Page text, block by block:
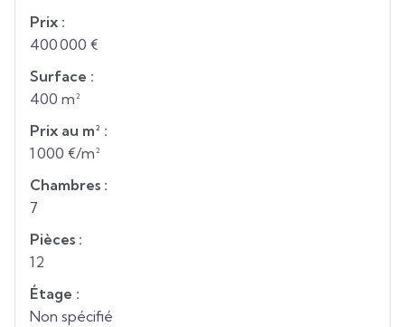
Prix :
400 000 €
Surface :
400 m²
Prix au m² :
1 000 €/m²
Chambres :
7
Pièces :
12
Étage :
Non spécifié